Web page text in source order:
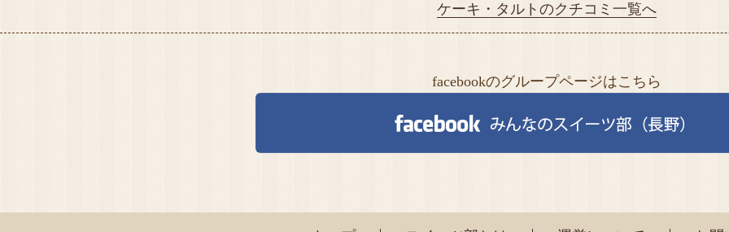
ケーキ・タルトのクチコミ一覧へ
facebookのグループページはこちら